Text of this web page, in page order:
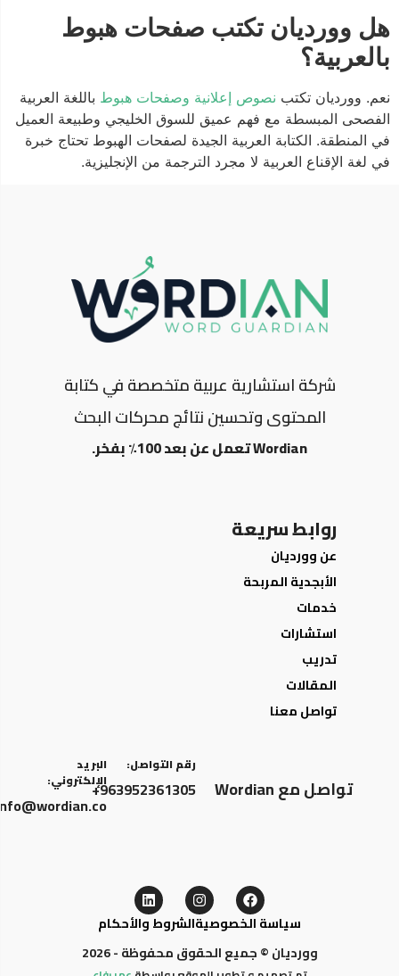
هل وورديان تكتب صفحات هبوط
بالعربية؟
نعم. وورديان تكتب نصوص إعلانية وصفحات هبوطباللغة العربية
الفصحى المبسطة مع فهم عميق للسوق الخليجي وطبيعة العميل
في المنطقة. الكتابة العربية الجيدة لصفحات الهبوط تحتاج خبرة
في لغة الإقناع العربية لا مجرد الترجمة من الإنجليزية.
شركة استشارية عربية متخصصة في كتابة
المحتوى وتحسين نتائج محركات البحث
Wordian تعمل عن بعد 100٪ بفخر.
روابط سريعة
عن وورديان
الأبجدية المربحة
خدمات
استشارات
تدريب
المقالات
تواصل معنا
تواصل مع Wordian
رقم التواصل:
963952361305+
البريد
الإلكتروني:
info@wordian.co
سياسة الخصوصيةالشروط والأحكام
وورديان © جميع الحقوق محفوظة - 2026